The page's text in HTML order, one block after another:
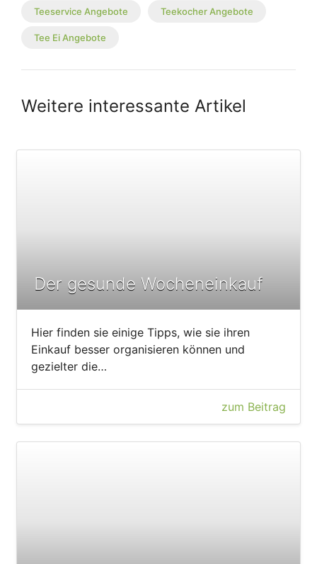
Teeservice Angebote Teekocher Angebote
Tee Ei Angebote
Weitere interessante Artikel
Der gesunde Wocheneinkauf
Hier finden sie einige Tipps, wie sie ihren
Einkauf besser organisieren können und
gezielter die…
zum Beitrag